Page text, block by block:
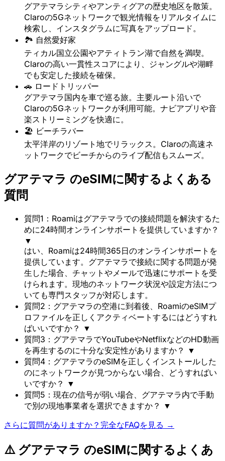
グアテマラシティやアンティグアの歴史地区を散策。
Claroの5Gネットワークで観光情報をリアルタイムに
検索し、インスタグラムに写真をアップロード。
🏞️ 自然愛好家
ティカル国立公園やアティトラン湖で自然を満喫。
Claroの高い一貫性スコアにより、ジャングルや湖畔
でも安定した接続を確保。
🚗 ロードトリッパー
グアテマラ国内を車で巡る旅。主要ルート沿いで
Claroの5Gネットワークが利用可能。ナビアプリや音
楽ストリーミングを快適に。
🏖️ ビーチラバー
太平洋岸のリゾート地でリラックス。Claroの高速ネ
ットワークでビーチからのライブ配信もスムーズ。
グアテマラ のeSIMに関するよくある
質問
質問1：Roamiはグアテマラでの接続問題を解決するた
めに24時間オンラインサポートを提供していますか？
▼
はい、Roamiは24時間365日のオンラインサポートを
提供しています。グアテマラで接続に関する問題が発
生した場合、チャットやメールで迅速にサポートを受
けられます。現地のネットワーク状況や設定方法につ
いても専門スタッフが対応します。
質問2：グアテマラの空港に到着後、RoamiのeSIMプ
ロファイルを正しくアクティベートするにはどうすれ
ばいいですか？ ▼
質問3：グアテマラでYouTubeやNetflixなどのHD動画
を再生するのに十分な安定性がありますか？ ▼
質問4：グアテマラのeSIMを正しくインストールした
のにネットワークが見つからない場合、どうすればい
いですか？ ▼
質問5：現在の信号が弱い場合、グアテマラ内で手動
で別の現地事業者を選択できますか？ ▼
さらに質問がありますか？完全なFAQを見る →
⚠️ グアテマラ のeSIMに関するよくあ